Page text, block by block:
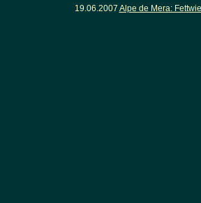
19.06.2007 Alpe de Mera: